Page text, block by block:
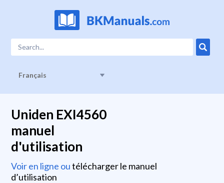
Français
Uniden EXI4560
manuel
d'utilisation
Voir en ligne outélécharger le manuel
d’utilisation